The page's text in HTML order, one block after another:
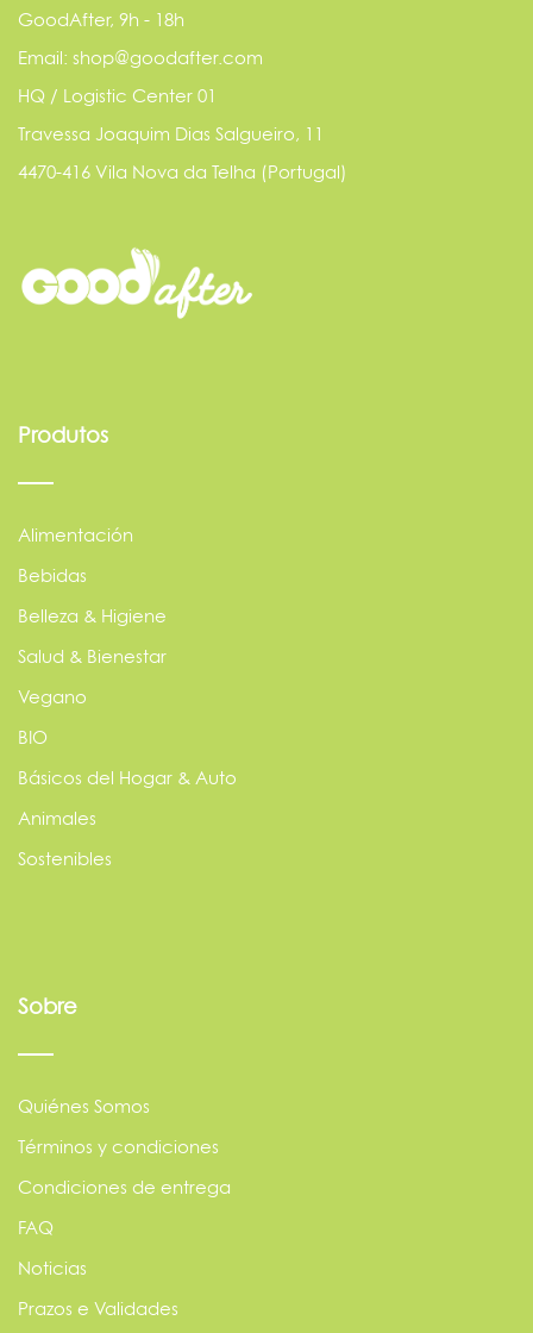
GoodAfter, 9h - 18h
Email: shop@goodafter.com
HQ / Logistic Center 01
Travessa Joaquim Dias Salgueiro, 11
4470-416 Vila Nova da Telha (Portugal)
Produtos
Alimentación
Bebidas
Belleza & Higiene
Salud & Bienestar
Vegano
BIO
Básicos del Hogar & Auto
Animales
Sostenibles
Sobre
Quiénes Somos
Términos y condiciones
Condiciones de entrega
FAQ
Noticias
Prazos e Validades